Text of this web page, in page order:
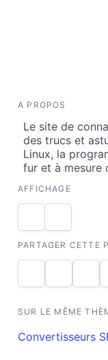
A PROPOS
Le site de
des trucs et
Linux, la
fur et à mesure
AFFICHAGE
PARTAGER CETTE
SUR LE MÊME
Convertisseurs